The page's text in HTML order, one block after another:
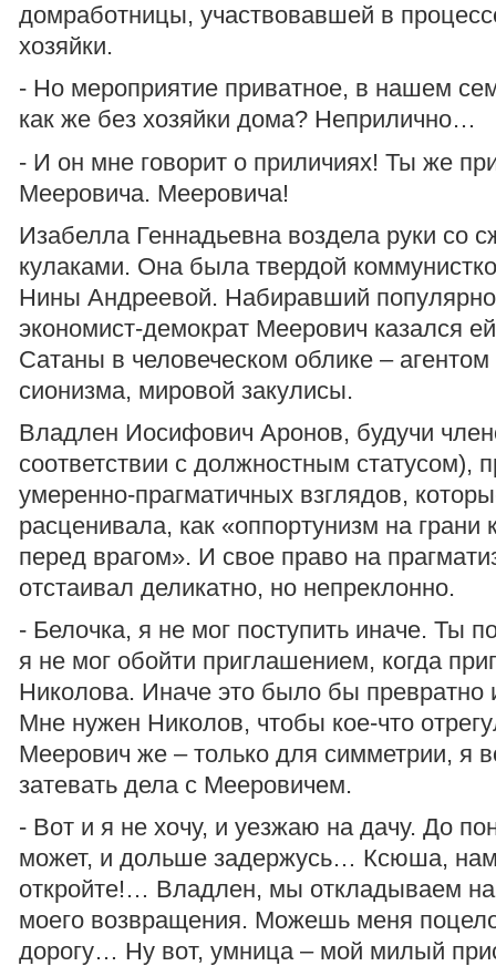
домработницы, участвовавшей в
хозяйки.
- Но мероприятие приватное, в нашем
как же без хозяйки дома? Неприлично…
- И он мне говорит о приличиях! Ты же
Мееровича. Мееровича!
Изабелла Геннадьевна воздела руки со
кулаками. Она была твердой
Нины Андреевой. Набиравший
экономист-демократ Меерович казался
Сатаны в человеческом облике –
сионизма, мировой закулисы.
Владлен Иосифович Аронов, будучи
соответствии с должностным статусом),
умеренно-прагматичных взглядов,
расценивала, как «оппортунизм на грани
перед врагом». И свое право на
отстаивал деликатно, но непреклонно.
- Белочка, я не мог поступить иначе. Ты
я не мог обойти приглашением, когда
Николова. Иначе это было бы превратно
Мне нужен Николов, чтобы кое-что
Меерович же – только для симметрии, я
затевать дела с Мееровичем.
- Вот и я не хочу, и уезжаю на дачу. До
может, и дольше задержусь… Ксюша, нам
откройте!… Владлен, мы откладываем
моего возвращения. Можешь меня
дорогу… Ну вот, умница – мой милый